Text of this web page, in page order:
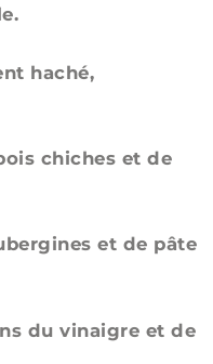
haché,
chiches et de
et de pâte
du vinaigre et de